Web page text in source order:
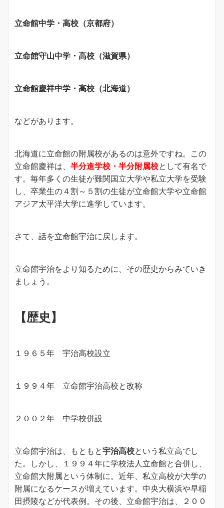
立命館中学・高校（京都府）
立命館守山中学・高校（滋賀県）
立命館慶祥中学・高校（北海道）
などがあります。
北海道に立命館の附属校があるのは意外ですね。この
立命館慶祥は、 半分進学校・半分附属校として有名で
す。毎年多くの生徒が難関国立大学や私立大学を受験
し、卒業生の４割～５割の生徒が立命館大学や立命館
アジア太平洋大学に進学しています。
さて、話を立命館宇治に戻します。
立命館宇治をより知るために、その歴史からみていき
ましょう。
【歴史】
１９６５年 宇治高校設立
１９９４年 立命館宇治高校と改称
２００２年 中学校併設
立命館宇治は、もともと宇治高校という私立高でし
た。しかし、１９９４年に学校法人立命館と合併し、
立命館大附属という体制に。近年、私立高校が大学の
附属になるケースが増えています。中央大横浜や早稲
田摂陵などが代表例。その後、立命館宇治は、２００